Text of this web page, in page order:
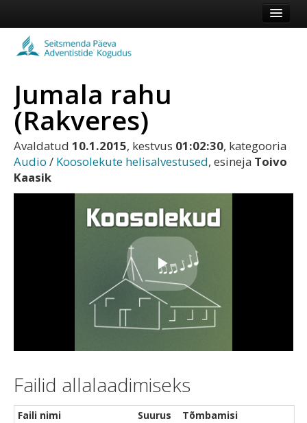
Koduleht
Vaata veel
Logi sisse või registreeru
Jumala rahu
(Rakveres)
Avaldatud 10.1.2015, kestvus 01:02:30, kategooria
Audio / Koosolekute helisalvestused, esineja Toivo
Kaasik
Play
Video
Failid allalaadimiseks
Faili nimi Suurus
Tõmbamisi